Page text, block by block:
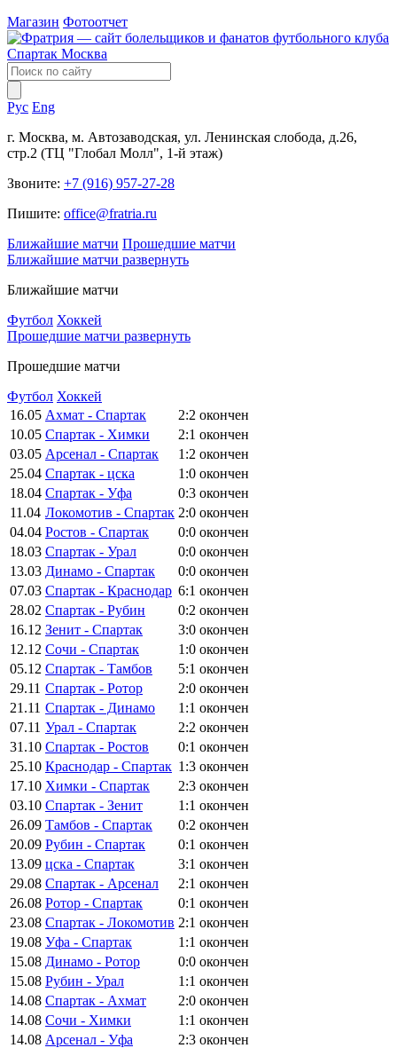
Магазин Фотоотчет
Рус Eng
г. Москва, м. Автозаводская, ул. Ленинская слобода, д.26,
стр.2 (ТЦ "Глобал Молл", 1-й этаж)
Звоните: +7 (916) 957-27-28
Пишите: office@fratria.ru
Ближайшие матчи Прошедшие матчи
Ближайшие матчи развернуть
Ближайшие матчи
Футбол Хоккей
Прошедшие матчи развернуть
Прошедшие матчи
Футбол Хоккей
16.05 Ахмат - Спартак 2:2 окончен
10.05 Спартак - Химки 2:1 окончен
03.05 Арсенал - Спартак 1:2 окончен
25.04 Спартак - цска 1:0 окончен
18.04 Спартак - Уфа 0:3 окончен
11.04 Локомотив - Спартак 2:0 окончен
04.04 Ростов - Спартак 0:0 окончен
18.03 Спартак - Урал 0:0 окончен
13.03 Динамо - Спартак 0:0 окончен
07.03 Спартак - Краснодар 6:1 окончен
28.02 Спартак - Рубин 0:2 окончен
16.12 Зенит - Спартак 3:0 окончен
12.12 Сочи - Спартак 1:0 окончен
05.12 Спартак - Тамбов 5:1 окончен
29.11 Спартак - Ротор 2:0 окончен
21.11 Спартак - Динамо 1:1 окончен
07.11 Урал - Спартак 2:2 окончен
31.10 Спартак - Ростов 0:1 окончен
25.10 Краснодар - Спартак 1:3 окончен
17.10 Химки - Спартак 2:3 окончен
03.10 Спартак - Зенит 1:1 окончен
26.09 Тамбов - Спартак 0:2 окончен
20.09 Рубин - Спартак 0:1 окончен
13.09 цска - Спартак 3:1 окончен
29.08 Спартак - Арсенал 2:1 окончен
26.08 Ротор - Спартак 0:1 окончен
23.08 Спартак - Локомотив 2:1 окончен
19.08 Уфа - Спартак 1:1 окончен
15.08 Динамо - Ротор 0:0 окончен
15.08 Рубин - Урал 1:1 окончен
14.08 Спартак - Ахмат 2:0 окончен
14.08 Сочи - Химки 1:1 окончен
14.08 Арсенал - Уфа 2:3 окончен